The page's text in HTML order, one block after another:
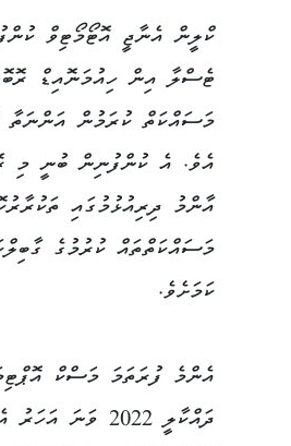
ކްލީން އެނާޖީ އޮޓޯމޯޓިވް
ޓެސްލާ އިން ހިއުމަނޮއިޑް
މަސައްކަތް ކުރަމުން އަންނަތާ
އެވެ. އެ ކުންފުނިން ބުނީ މި
އާންމު ދިރިއުޅުމުގައި
މަސައްކަތްތައް ކުރުމުގެ
ކަމަށެވެ.
އެންމެ ފުރަތަމަ މަސްކް
ދައްކާލީ 2022